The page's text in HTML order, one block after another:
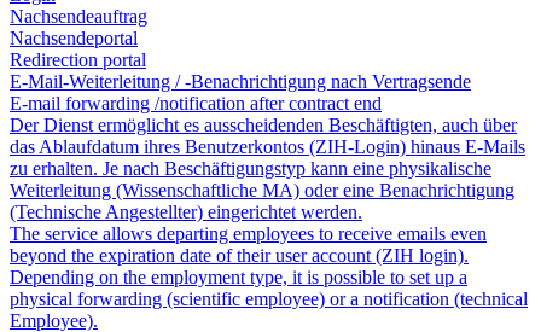
Nachsendeauftrag
Nachsendeportal
Redirection portal
E-Mail-Weiterleitung / -Benachrichtigung nach Vertragsende
E-mail forwarding /notification after contract end
Der Dienst ermöglicht es ausscheidenden Beschäftigten, auch über
das Ablaufdatum ihres Benutzerkontos (ZIH-Login) hinaus E-Mails
zu erhalten. Je nach Beschäftigungstyp kann eine physikalische
Weiterleitung (Wissenschaftliche MA) oder eine Benachrichtigung
(Technische Angestellter) eingerichtet werden.
The service allows departing employees to receive emails even
beyond the expiration date of their user account (ZIH login).
Depending on the employment type, it is possible to set up a
physical forwarding (scientific employee) or a notification (technical
Employee).